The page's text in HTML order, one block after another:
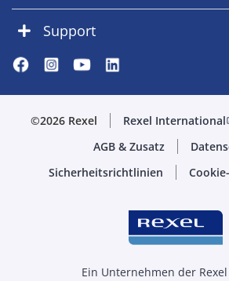
Support
©2026 Rexel Rexel International
AGB & Zusatz
Sicherheitsrichtlinien
Ein Unternehmen der